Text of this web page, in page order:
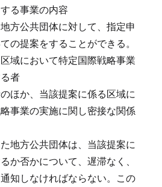
る事業の内容
方公共団体に対して、指定申
の提案をすることができる。
域において特定国際戦略事業
者
ほか、当該提案に係る区域に
事業の実施に関し密接な関係
地方公共団体は、当該提案に
か否かについて、遅滞なく、
知しなければならない。 この